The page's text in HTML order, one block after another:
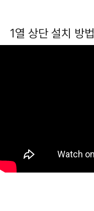
1열 상단 설치 방법